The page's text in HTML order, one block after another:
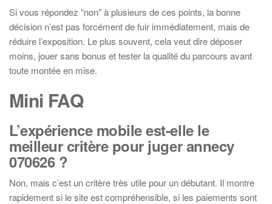
Si vous répondez “non” à plusieurs de ces points, la bonne
décision n’est pas forcément de fuir immédiatement, mais de
réduire l’exposition. Le plus souvent, cela veut dire déposer
moins, jouer sans bonus et tester la qualité du parcours avant
toute montée en mise.
Mini FAQ
L’expérience mobile est-elle le
meilleur critère pour juger annecy
070626 ?
Non, mais c’est un critère très utile pour un débutant. Il montre
rapidement si le site est compréhensible, si les paiements sont